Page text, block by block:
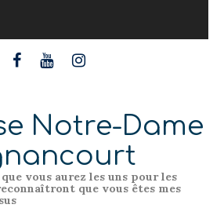
Notre-Dame
que vous aurez les uns pour les
que vous êtes mes